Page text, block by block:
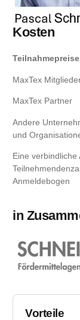
Kosten
MaxTex
MaxTex
Andere
und
Eine
Anmeldebogen
in
Vorteile